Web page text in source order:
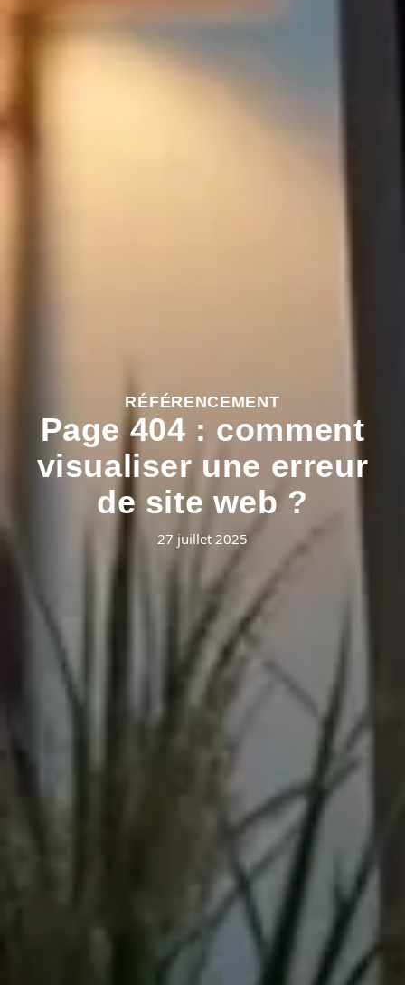
RÉFÉRENCEMENT
Page 404 : comment
visualiser une erreur
de site web ?
27 juillet 2025